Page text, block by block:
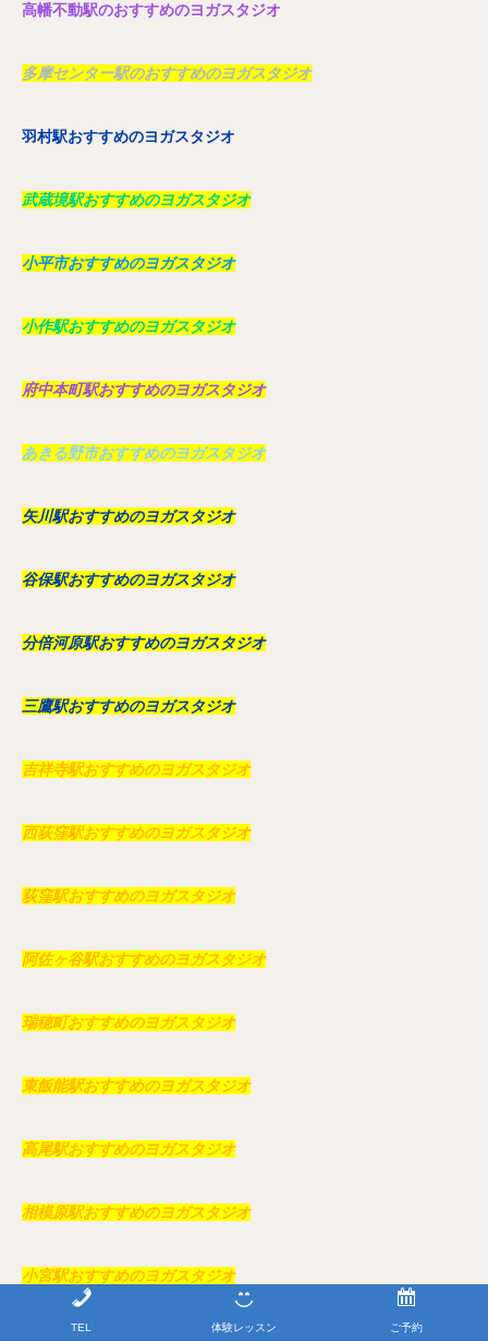
高幡不動駅のおすすめのヨガスタジオ
多摩センター駅のおすすめのヨガスタジオ
羽村駅おすすめのヨガスタジオ
武蔵境駅おすすめのヨガスタジオ
小平市おすすめのヨガスタジオ
小作駅おすすめのヨガスタジオ
府中本町駅おすすめのヨガスタジオ
あきる野市おすすめのヨガスタジオ
矢川駅おすすめのヨガスタジオ
谷保駅おすすめのヨガスタジオ
分倍河原駅おすすめのヨガスタジオ
三鷹駅おすすめのヨガスタジオ
吉祥寺駅おすすめのヨガスタジオ
西荻窪駅おすすめのヨガスタジオ
荻窪駅おすすめのヨガスタジオ
阿佐ヶ谷駅おすすめのヨガスタジオ
瑞穂町おすすめのヨガスタジオ
東飯能駅おすすめのヨガスタジオ
高尾駅おすすめのヨガスタジオ
相模原駅おすすめのヨガスタジオ
小宮駅おすすめのヨガスタジオ
TEL 体験レッスン ご予約